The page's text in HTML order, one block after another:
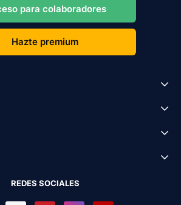
para colaboradores
Hazte premium
REDES SOCIALES